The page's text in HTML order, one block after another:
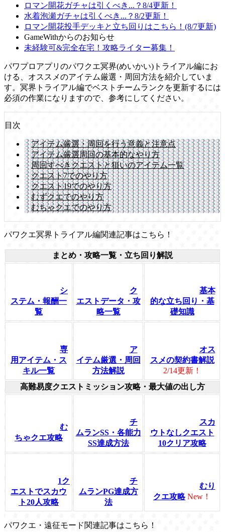
ロマン開花ガチャは引くべき...？8/4更新！
水着泡瀬ガチャは引くべき...？8/2更新！
ロマン開花投手デッキと立ち回りはこちら！(8/7更新)
GameWithからのお知らせ
未経験可&完全在宅！攻略ライター募集！
パワプロアプリのパワクエ冥界(めいかい)トライアル編にお
ける、オススメのアイテム厳選・周回方法を紹介していま
す。冥界トライアル編でベストチームランクを更新するには
必須の作業になりますので、参考にしてください。
目次
アイテム厳選・周回を行う意義と注意点
アイテム厳選周回の基本的なやり方
周回すべきクエストと狙いのアイテム一覧
クエスト7でのやり方
クエスト19でのやり方
むずクエでのやり方
むちゃクエでのやり方
パワクエ冥界トライアル編関連記事はこちら！
まとめ・攻略一覧・立ち回り解説
シ
ステム・報酬一
覧
ク
エストデータ・攻
略一覧
基本
的な立ち回り・基
礎知識
専
用アイテム・ス
キル一覧
ア
イテム厳選・周回
方法解説
オス
スメの契約書解説
2/14更新！
高難易度クエストミッション攻略・最大値の出し方
む
ちゃクエ攻略
チ
ムランSS・各能力
SS達成方法
スカ
ウトなしクエスト
10クリア攻略
1ク
エストでスカウ
ト20人攻略
チ
ムランPG達成方
法
むり
クエ攻略 New！
パワクエ・遠征モード関連記事はこちら！